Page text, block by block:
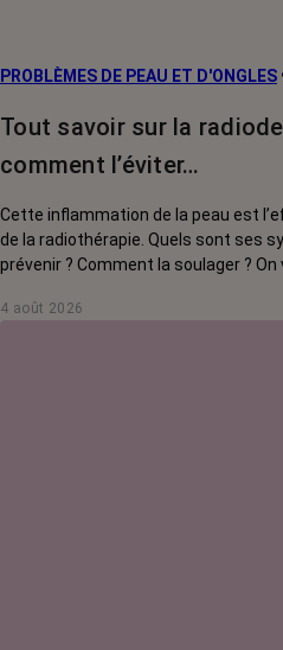
PROBLÈMES DE PEAU ET D'ONGLES
Tout savoir sur la
comment l’éviter…
Cette inflammation de la peau est
de la radiothérapie. Quels sont ses
prévenir ? Comment la soulager ? On
4 août 2026